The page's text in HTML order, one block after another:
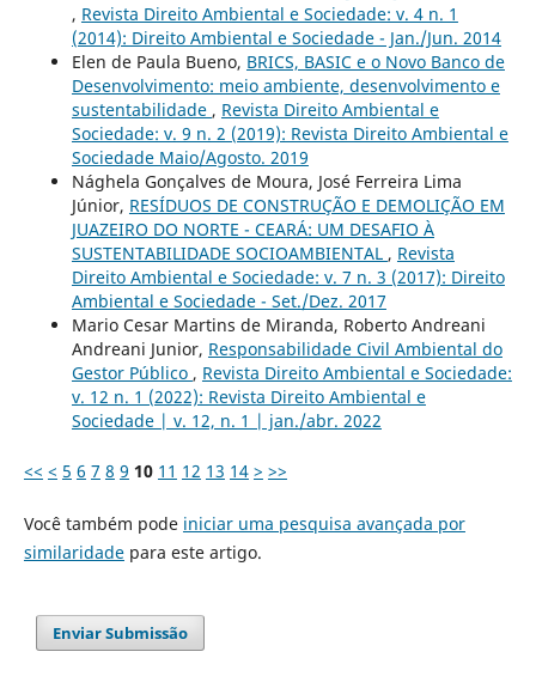
, Revista Direito Ambiental e Sociedade: v. 4 n. 1
(2014): Direito Ambiental e Sociedade - Jan./Jun. 2014
Elen de Paula Bueno, BRICS, BASIC e o Novo Banco de
Desenvolvimento: meio ambiente, desenvolvimento e
sustentabilidade , Revista Direito Ambiental e
Sociedade: v. 9 n. 2 (2019): Revista Direito Ambiental e
Sociedade Maio/Agosto. 2019
Nághela Gonçalves de Moura, José Ferreira Lima
Júnior, RESÍDUOS DE CONSTRUÇÃO E DEMOLIÇÃO EM
JUAZEIRO DO NORTE - CEARÁ: UM DESAFIO À
SUSTENTABILIDADE SOCIOAMBIENTAL , Revista
Direito Ambiental e Sociedade: v. 7 n. 3 (2017): Direito
Ambiental e Sociedade - Set./Dez. 2017
Mario Cesar Martins de Miranda, Roberto Andreani
Andreani Junior, Responsabilidade Civil Ambiental do
Gestor Público , Revista Direito Ambiental e Sociedade:
v. 12 n. 1 (2022): Revista Direito Ambiental e
Sociedade | v. 12, n. 1 | jan./abr. 2022
<< < 5 6 7 8 9 10 11 12 13 14 > >>
Você também pode iniciar uma pesquisa avançada por
similaridadepara este artigo.
Enviar Submissão